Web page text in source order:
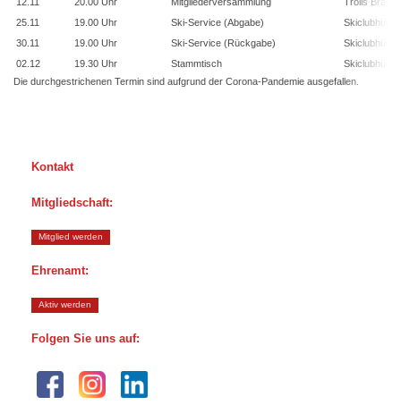
25.11
19.00 Uhr Ski-Service (Abgabe)
Skiclubhütte
30.11
19.00 Uhr Ski-Service (Rückgabe)
Skiclubhütte
02.12
19.30 Uhr Stammtisch
Skiclubhütte
Die durchgestrichenen Termin sind aufgrund der Corona-Pandemie ausgefallen.
Kontakt
Mitgliedschaft:
Mitglied werden
Ehrenamt:
Aktiv werden
Folgen Sie uns auf: